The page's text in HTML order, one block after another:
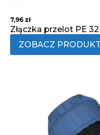
7,96 zł
Złączka przelot PE
ZOBACZ PRODUKT